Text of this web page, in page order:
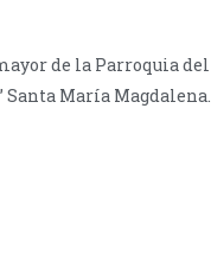
de la Parroquia
Santa María